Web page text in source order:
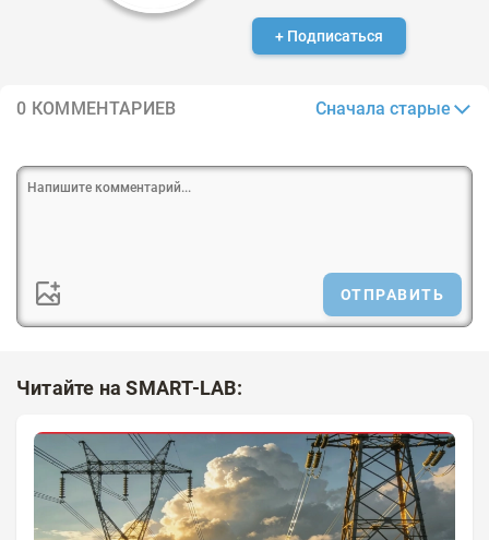
+ Подписаться
0 КОММЕНТАРИЕВ Сначала старые
ОТПРАВИТЬ
Читайте на SMART-LAB: